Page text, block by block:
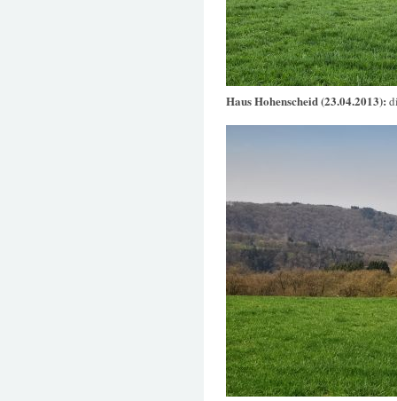
Haus Hohenscheid (23.04.2013):